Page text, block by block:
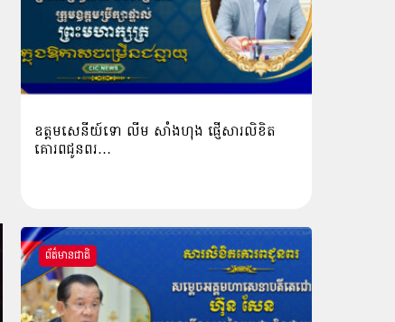
ឧត្តមសេនីយ៍ទោ លីម​ សាំង​ហុង​ ផ្ញើសារលិខិត
គោរពជូនពរ…
ព័ត៌មានជាតិ